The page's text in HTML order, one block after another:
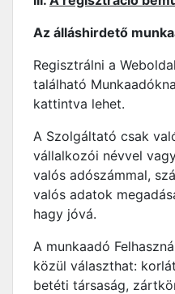
Az álláshirdető
Regisztrálni a
található
kattintva lehet.
A Szolgáltató csak
vállalkozói névvel
valós adószámmal,
valós adatok
hagy jóvá.
A munkaadó
közül választhat:
betéti társaság,